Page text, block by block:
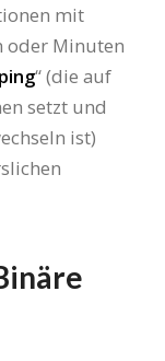
mit
oder Minuten
“ (die auf
setzt und
ist)